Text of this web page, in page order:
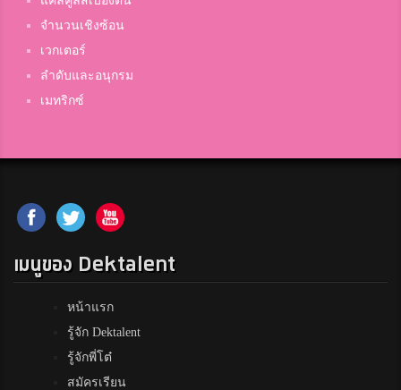
จำนวนเชิงซ้อน
เวกเตอร์
ลำดับและอนุกรม
เมทริกซ์
เมนูของ Dektalent
หน้าแรก
รู้จัก Dektalent
รู้จักพี่โต๋
สมัครเรียน